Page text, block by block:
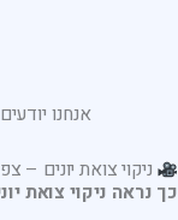
אנחנו
ניקוי צואת יונים –
כך נראה ניקוי צואת